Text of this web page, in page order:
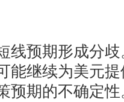
预期形成分歧
能继续为美元
预期的不确定